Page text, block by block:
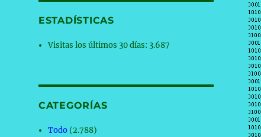
ESTADÍSTICAS
Visitas los últimos 30 días: 3.687
CATEGORÍAS
Todo (2.788)